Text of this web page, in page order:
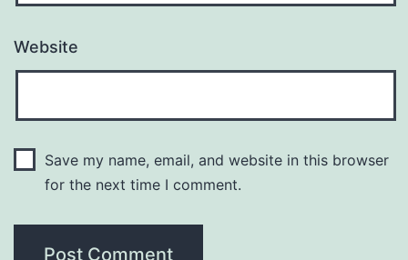
Website
Save my name, email, and website in this browser
for the next time I comment.